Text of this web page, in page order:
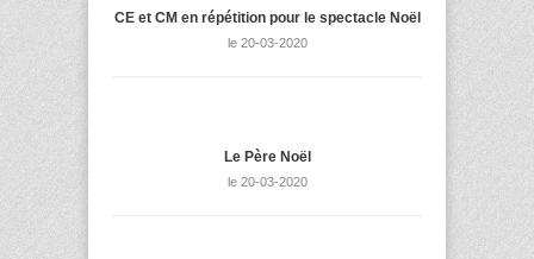
CE et CM en répétition pour le spectacle Noël
le 20-03-2020
Le Père Noël
le 20-03-2020